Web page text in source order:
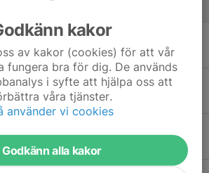
2026
0
2
kakor
av kakor (cookies) för att vår
fungera bra för dig. De används
i syfte att hjälpa oss att
våra tjänster.
använder vi cookies
Godkänn alla kakor